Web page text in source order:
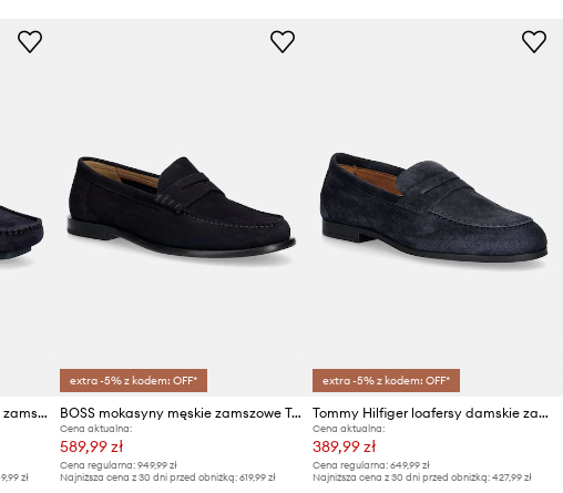
Marka
ID Produktu
Calvin Klein mokasyny męskie zamszowe DRIVER BOAT SU
zł
extra -5% z kodem: OFF*
BOSS mokasyny męskie zamszowe Tevan
Cena aktualna:
589,99 zł
Cena regularna: 949,99 zł
Najniższa cena z 30 dni przed obniżką: 619,99 zł
extra -5% z kodem: OFF*
Tommy Hilfiger loafersy damskie zamszowe FLEXIBLE SLIM SUEDE LOAFER
Cena aktualna:
389,99 zł
Cena regularna: 649,99 zł
Najniższa cena z 30 dni przed obniżką: 427,99 zł